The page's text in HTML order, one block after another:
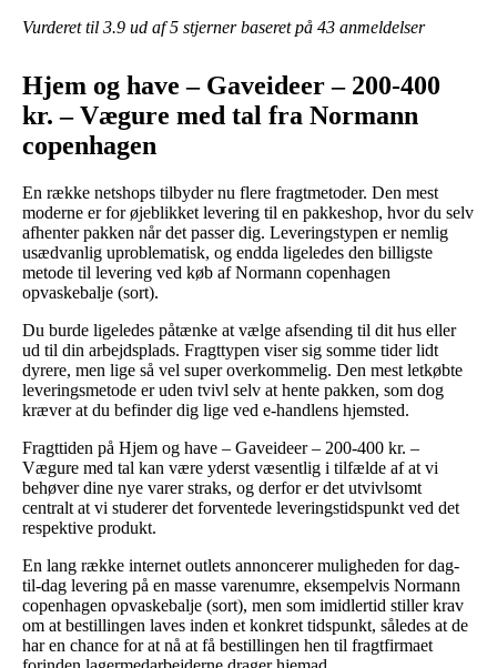
Vurderet til 3.9 ud af 5 stjerner baseret på 43 anmeldelser
Hjem og have – Gaveideer – 200-400
kr. – Vægure med tal fra Normann
copenhagen
En række netshops tilbyder nu flere fragtmetoder. Den mest
moderne er for øjeblikket levering til en pakkeshop, hvor du selv
afhenter pakken når det passer dig. Leveringstypen er nemlig
usædvanlig uproblematisk, og endda ligeledes den billigste
metode til levering ved køb af Normann copenhagen
opvaskebalje (sort).
Du burde ligeledes påtænke at vælge afsending til dit hus eller
ud til din arbejdsplads. Fragttypen viser sig somme tider lidt
dyrere, men lige så vel super overkommelig. Den mest letkøbte
leveringsmetode er uden tvivl selv at hente pakken, som dog
kræver at du befinder dig lige ved e-handlens hjemsted.
Fragttiden på Hjem og have – Gaveideer – 200-400 kr. –
Vægure med tal kan være yderst væsentlig i tilfælde af at vi
behøver dine nye varer straks, og derfor er det utvivlsomt
centralt at vi studerer det forventede leveringstidspunkt ved det
respektive produkt.
En lang række internet outlets annoncerer muligheden for dag-
til-dag levering på en masse varenumre, eksempelvis Normann
copenhagen opvaskebalje (sort), men som imidlertid stiller krav
om at bestillingen laves inden et konkret tidspunkt, således at de
har en chance for at nå at få bestillingen hen til fragtfirmaet